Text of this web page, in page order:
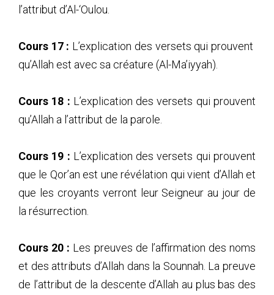
l’attribut d’Al-‘Oulou.
Cours 17 : L’explication des versets qui prouvent
qu’Allah est avec sa créature (Al-Ma’iyyah).
Cours 18 : L’explication des versets qui prouvent
qu’Allah a l’attribut de la parole.
Cours 19 : L’explication des versets qui prouvent
que le Qor’an est une révélation qui vient d’Allah et
que les croyants verront leur Seigneur au jour de
la résurrection.
Cours 20 : Les preuves de l’affirmation des noms
et des attributs d’Allah dans la Sounnah. La preuve
de l’attribut de la descente d’Allah au plus bas des